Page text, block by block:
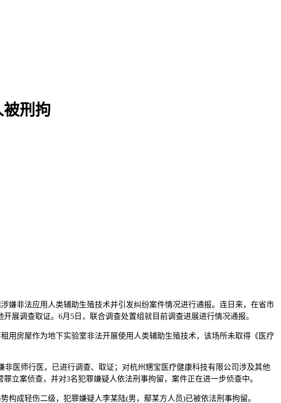
刑拘
嫌非法应用人类辅助生殖技术并引发纠纷案件情况进行通报。连日来，在省市
展调查取证。6月5日，联合调查处置组就目前调查进展进行情况通报。
房屋作为地下实验室非法开展使用人类辅助生殖技术，该场所未取得《医疗
医师行医，已进行调查、取证；对杭州甥宝医疗健康科技有限公司涉及其他
立案侦查，并对3名犯罪嫌疑人依法刑事拘留，案件正在进一步侦查中。
成轻伤二级，犯罪嫌疑人李某陆(男，鄢某方人员)已被依法刑事拘留。